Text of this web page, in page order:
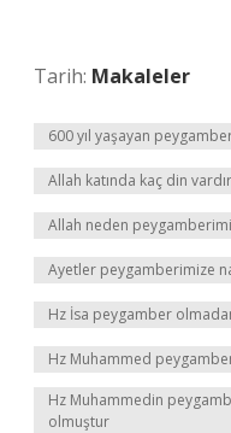
Tarih: Makaleler
600 yıl yaşayan
Allah katında kaç din vardır
Allah neden
Ayetler peygamberimize
Hz İsa peygamber
Hz Muhammed
Hz Muhammedin
olmuştur